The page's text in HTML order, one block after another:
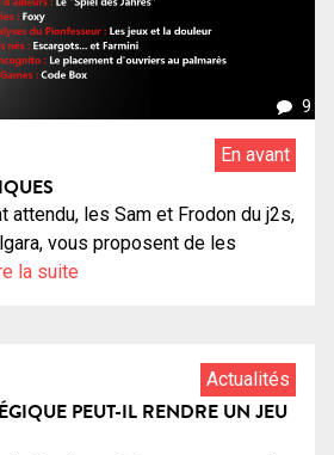
9
En avant
attendu, les Sam et Frodon du j2s,
vous proposent de les
la suite
Actualités
PEUT-IL RENDRE UN JEU